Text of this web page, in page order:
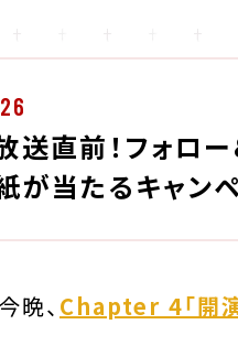
送直前！フォロ
が当たるキャン
晩、 Chapter 4「開